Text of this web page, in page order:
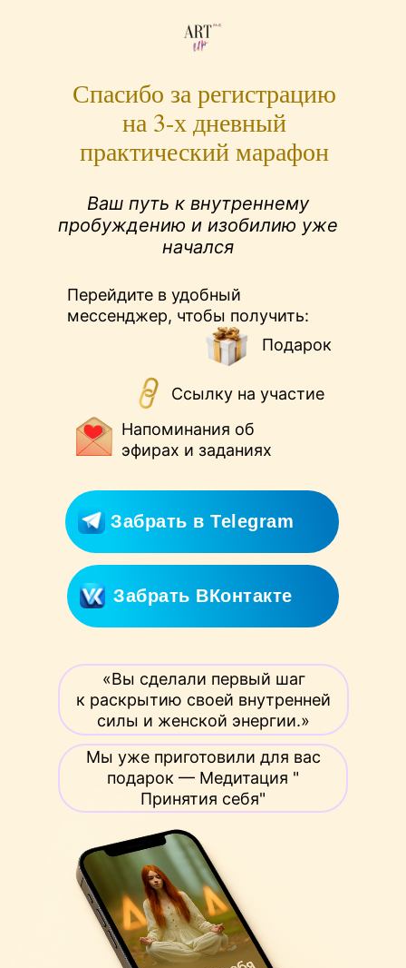
Забрать ВКонтакте
Забрать в Telegram
Напоминания об
эфирах и заданиях
Ссылку на участие
Подарок
Перейдите в удобный
мессенджер, чтобы получить:
Мы уже приготовили для вас
подарок — Медитация "
Принятия себя"
«Вы сделали первый шаг
к раскрытию своей внутренней
силы и женской энергии.»
Спасибо за регистрацию
на 3-х дневный
практический марафон
Ваш путь к внутреннему
пробуждению и изобилию уже
начался